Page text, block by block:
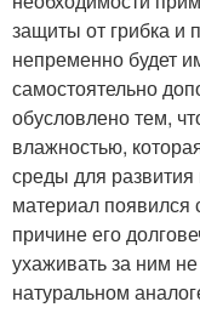
защиты от грибка и
непременно будет
самостоятельно
обусловлено тем,
влажностью,
среды для
материал появился
причине его
ухаживать за ним не
натуральном